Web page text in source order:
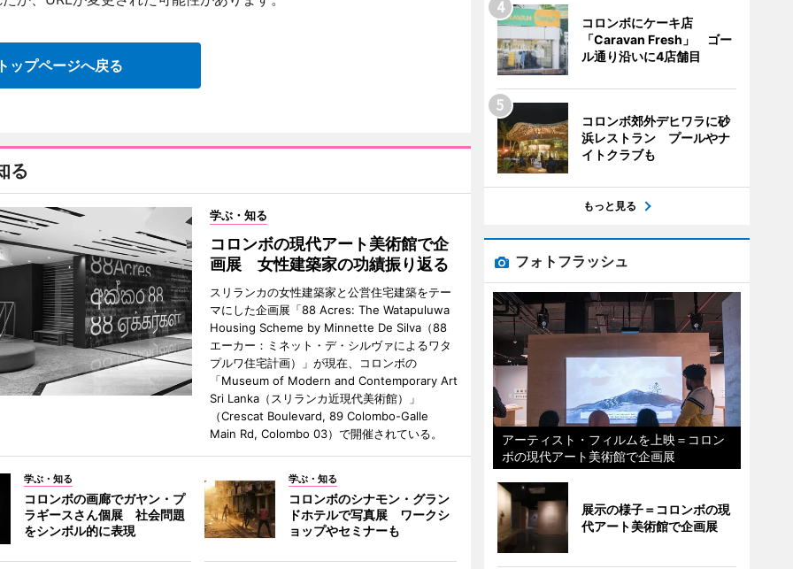
ップページへ戻る
る
学ぶ・知る
コロンボの現代アート美術館で企
画展 女性建築家の功績振り返る
スリランカの女性建築家と公営住宅建築をテー
マにした企画展「88 Acres: The Watapuluwa
Housing Scheme by Minnette De Silva（88
エーカー：ミネット・デ・シルヴァによるワタ
プルワ住宅計画）」が現在、コロンボの
「Museum of Modern and Contemporary Art
Sri Lanka（スリランカ近現代美術館）」
（Crescat Boulevard, 89 Colombo-Galle
Main Rd, Colombo 03）で開催されている。
学ぶ・知る
コロンボの画廊でガヤン・プ
ラギースさん個展 社会問題
をシンボル的に表現
学ぶ・知る
コロンボのシナモン・グラン
ドホテルで写真展 ワークシ
ョップやセミナーも
コロンボにケーキ店
「Caravan Fresh」 ゴー
ル通り沿いに4店舗目
コロンボ郊外デヒワラに砂
浜レストラン プールやナ
イトクラブも
もっと見る
フォトフラッシュ
アーティスト・フィルムを上映＝コロン
ボの現代アート美術館で企画展
展示の様子＝コロンボの現
代アート美術館で企画展